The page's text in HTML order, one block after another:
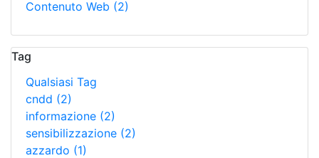
Contenuto Web (2)
Tag
Qualsiasi Tag
cndd (2)
informazione (2)
sensibilizzazione (2)
azzardo (1)